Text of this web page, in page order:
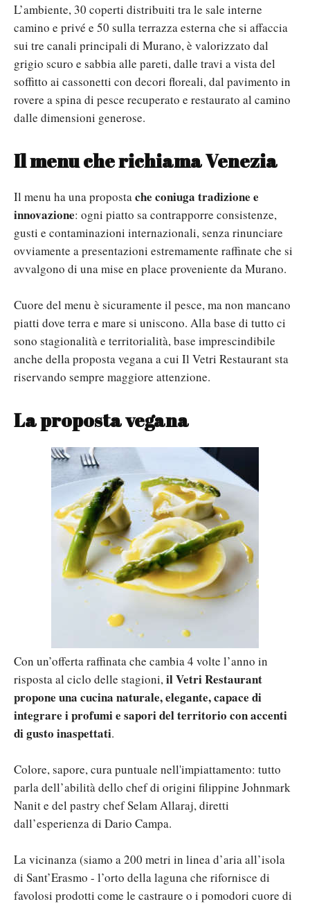
L’ambiente, 30 coperti distribuiti tra le sale interne
camino e privé e 50 sulla terrazza esterna che si affaccia
sui tre canali principali di Murano, è valorizzato dal
grigio scuro e sabbia alle pareti, dalle travi a vista del
soffitto ai cassonetti con decori floreali, dal pavimento in
rovere a spina di pesce recuperato e restaurato al camino
dalle dimensioni generose.
Il menu che richiama Venezia
Il menu ha una propostache coniuga tradizione e
innovazione: ogni piatto sa contrapporre consistenze,
gusti e contaminazioni internazionali, senza rinunciare
ovviamente a presentazioni estremamente raffinate che si
avvalgono di una mise en place proveniente da Murano.
Cuore del menu è sicuramente il pesce, ma non mancano
piatti dove terra e mare si uniscono. Alla base di tutto ci
sono stagionalità e territorialità, base imprescindibile
anche della proposta vegana a cui Il Vetri Restaurant sta
riservando sempre maggiore attenzione.
La proposta vegana
Con un’offerta raffinata che cambia 4 volte l’anno in
risposta al ciclo delle stagioni,il Vetri Restaurant
propone una cucina naturale, elegante, capace di
integrare i profumi e sapori del territorio con accenti
di gusto inaspettati.
Colore, sapore, cura puntuale nell'impiattamento: tutto
parla dell’abilità dello chef di origini filippine Johnmark
Nanit e del pastry chef Selam Allaraj, diretti
dall’esperienza di Dario Campa.
La vicinanza (siamo a 200 metri in linea d’aria all’isola
di Sant’Erasmo - l’orto della laguna che rifornisce di
favolosi prodotti come le castraure o i pomodori cuore di